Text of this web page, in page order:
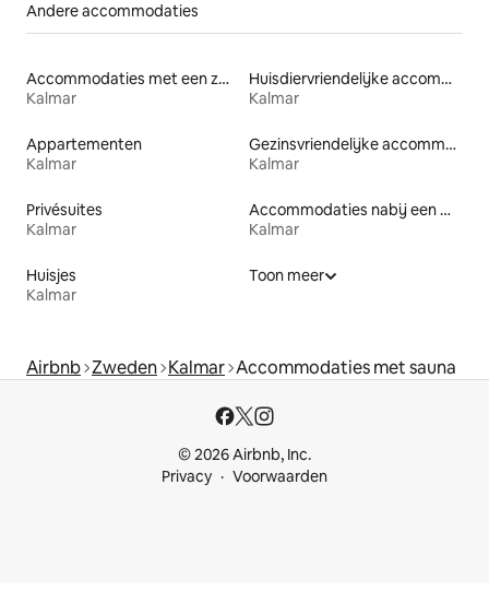
Andere accommodaties
Accommodaties met een zwembad
Kalmar
Huisdiervriendelijke accommodaties
Kalmar
Appartementen
Kalmar
Gezinsvriendelijke accommodaties
Kalmar
Privésuites
Kalmar
Accommodaties nabij een meer
Kalmar
Huisjes
Kalmar
Toon meer
Airbnb Zweden Kalmar Accommodaties met sauna
© 2026 Airbnb, Inc.
Privacy
Voorwaarden